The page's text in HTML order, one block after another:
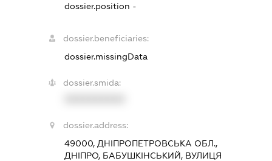
dossier.position -
dossier.beneficiaries:
dossier.missingData
dossier.smida:
dossier.address:
49000, ДНІПРОПЕТРОВСЬКА ОБЛ.,
ДНІПРО, БАБУШКІНСЬКИЙ, ВУЛИЦЯ